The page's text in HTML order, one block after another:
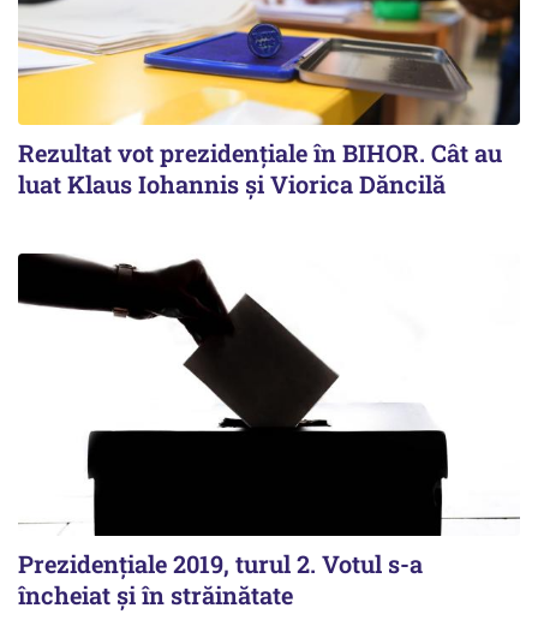
Rezultat vot prezidențiale în BIHOR. Cât au
luat Klaus Iohannis și Viorica Dăncilă
Prezidenţiale 2019, turul 2. Votul s-a
încheiat şi în străinătate